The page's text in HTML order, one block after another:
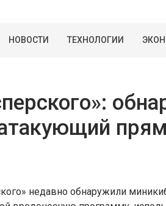
НОВОСТИ ТЕХНОЛОГИИ
недавно обнаружили